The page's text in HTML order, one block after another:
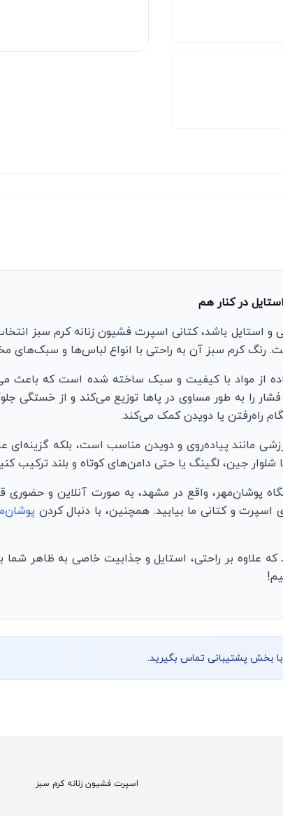
در کنار هم
و استایل باشد، کتانی اسپرت فشیون زنانه کرم سبز
رنگ کرم سبز آن به راحتی با انواع لباس‌ها و
از مواد با کیفیت و سبک ساخته شده است که باعث
را به طور مساوی در پاها توزیع می‌کند و از خستگی
راه‌رفتن یا دویدن کمک می‌کند.
مانند پیاده‌روی و دویدن مناسب است، بلکه گزینه‌ای
جین، لگینگ یا حتی دامن‌های کوتاه و بلند ترکیب
پوشان‌مهر، واقع در مشهد، به صورت آنلاین و حضوری
و کتانی ما بیابید. همچنین، با دنبال کردن
علاوه بر راحتی، استایل و جذابیت خاصی به ظاهر
با بخش پشتیبانی تماس بگیرید.
اسپرت فشیون زنانه کرم سبز